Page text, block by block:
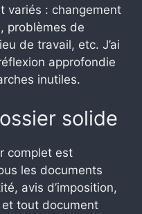
variés : changement
problèmes de
de travail, etc. J’ai
approfondie
inutiles.
solide
complet est
les documents
avis d’imposition,
tout document